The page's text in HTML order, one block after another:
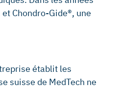
Chondro-Gide®, une
établit les
suisse de MedTech ne